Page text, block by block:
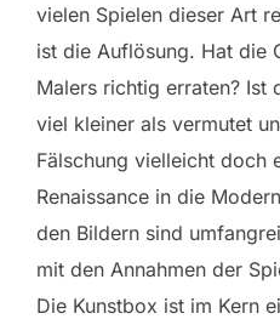
vielen Spielen dieser Art
ist die Auflösung. Hat die
Malers richtig erraten? Ist
viel kleiner als vermutet
Fälschung vielleicht doch
Renaissance in die
den Bildern sind
mit den Annahmen der
Die Kunstbox ist im Kern